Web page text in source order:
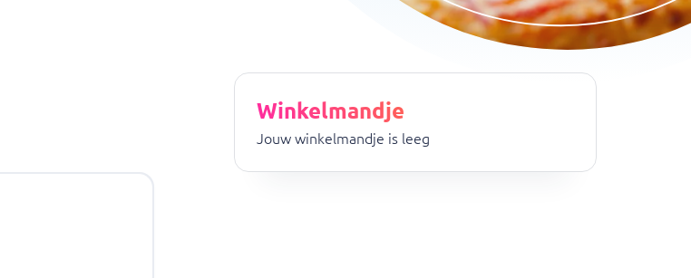
Winkelmandje
Jouw winkelmandje is leeg